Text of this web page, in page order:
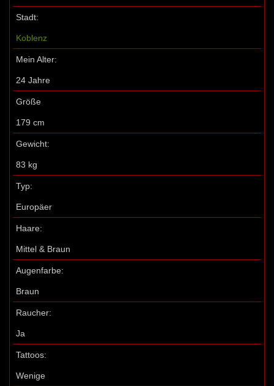
Stadt:
Koblenz
Mein Alter:
24 Jahre
Größe
179 cm
Gewicht:
83 kg
Typ:
Europäer
Haare:
Mittel & Braun
Augenfarbe:
Braun
Raucher:
Ja
Tattoos:
Wenige